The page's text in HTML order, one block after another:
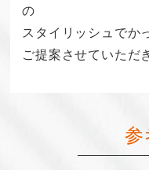
の
スタイリッシュでか
ご提案させていただ